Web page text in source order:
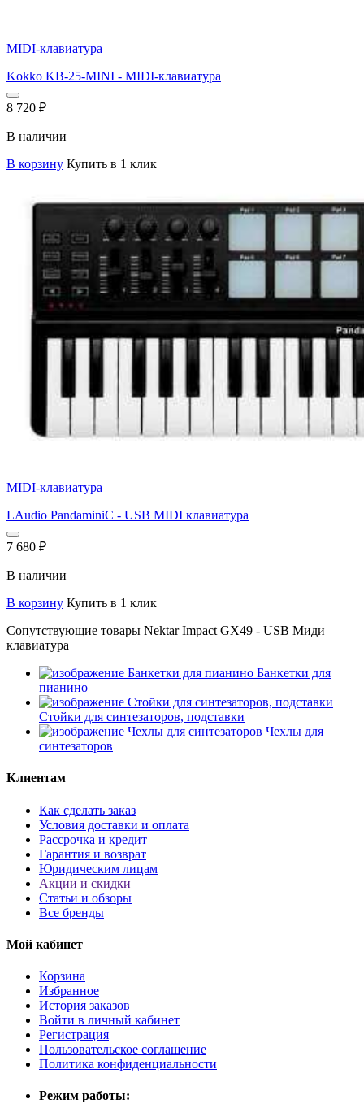
MIDI-клавиатура
Kokko KB-25-MINI - MIDI-клавиатура
8 720 ₽
В наличии
В корзину Купить в 1 клик
MIDI-клавиатура
LAudio PandaminiC - USB MIDI клавиатура
7 680 ₽
В наличии
В корзину Купить в 1 клик
Сопутствующие товары Nektar Impact GX49 - USB Миди
клавиатура
Банкетки для
пианино
Стойки для синтезаторов, подставки
Чехлы для
синтезаторов
Клиентам
Как сделать заказ
Условия доставки и оплата
Рассрочка и кредит
Гарантия и возврат
Юридическим лицам
Акции и скидки
Статьи и обзоры
Все бренды
Мой кабинет
Корзина
Избранное
История заказов
Войти в личный кабинет
Регистрация
Пользовательское соглашение
Политика конфиденциальности
Режим работы: